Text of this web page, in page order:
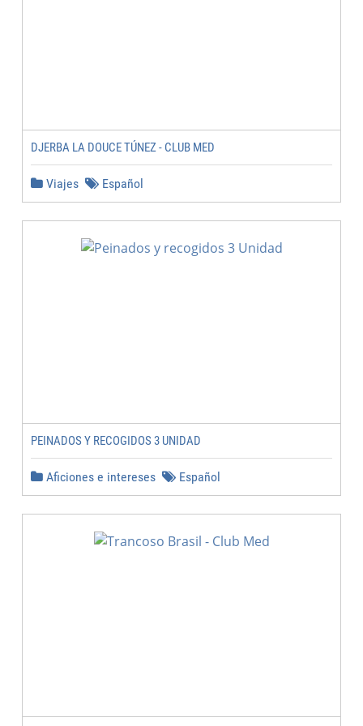
DJERBA LA DOUCE TÚNEZ - CLUB MED
Viajes Español
PEINADOS Y RECOGIDOS 3 UNIDAD
Aficiones e intereses Español